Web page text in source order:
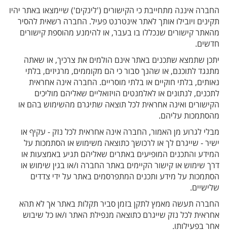
החברה איננה מתחייבת כי הקישורים ('לינקים') שיימצאו באתר יהיו
תקינים ויובילו אותך לאתר אינטרנט פעיל. החברה רשאית להסיר
מהאתר קישורים שנכללו בו בעבר, או להימנע מהוספת קישורים
חדשים.
יתכן שתמצא שתכנים באתר אינם הולמים את צרכיך, או שאתה
מתנגד לתוכנם, או שהנך סבור כי הם מקוממים, מרגיזים, בלתי
נאותים, בלתי חוקיים או בלתי מוסריים. החברה אינה אחראית
לתכנים, לנתונים או לאלמנטים הויזואליים שאליהם מוליכים
הקישורים ואינה אחראית לכל תוצאה שתיגרם מהשימוש בהם או
מהסתמכות עליהם.
מבלי לגרוע מן האמור, החברה אינה אחראית לכל נזק - עקיף או
ישיר - שייגרם לך או לרכושך כתוצאה משימוש או הסתמכות על
המידע והתכנים המופיעים באתרים שאליהם תגיע באמצעות או
דרך שימוש או קישור הקיימים באתר החברה ו/או בגין שימוש או
הסתמכות על מידע ותכנים המתפרסמים באתר על ידי צדדים
שלישיים.
החברה תעשה מאמץ לתקן בזמן סביר תקלות באתר אך לא תהא
אחראית לכל נזק שייגרם כתוצאה מנפילת האתר ו/או כל שיבוש
אחר בפעילותו.